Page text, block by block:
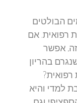
הבולטים
רפואית. אם
אפשר
בהריון
והיא